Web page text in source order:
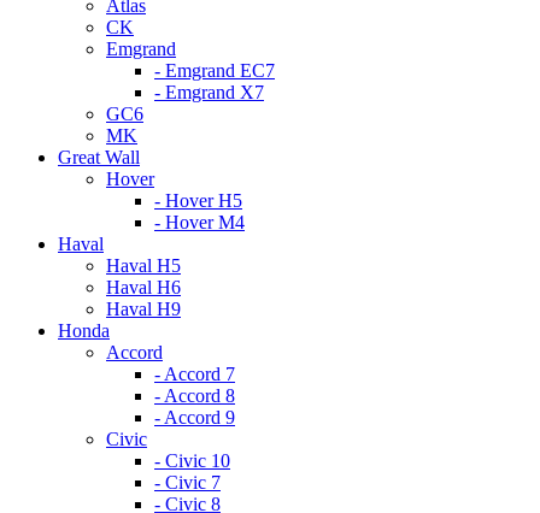
Atlas
CK
Emgrand
- Emgrand EC7
- Emgrand X7
GC6
MK
Great Wall
Hover
- Hover H5
- Hover M4
Haval
Haval H5
Haval H6
Haval H9
Honda
Accord
- Accord 7
- Accord 8
- Accord 9
Civic
- Civic 10
- Civic 7
- Civic 8